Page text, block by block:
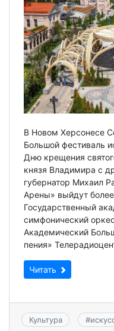
В Новом Херсонесе
Большой фестиваль
Дню крещения
князя Владимира с
губернатор Михаил
Арены» выйдут
Государственный
симфонический
Академический
пения»
Читать
Культура #